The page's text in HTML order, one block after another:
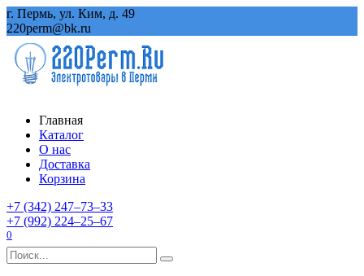
Перейти
к
содержанию
г. Пермь, ул. Ким, д. 49
220perm@bk.ru
Главная
Каталог
О нас
Доставка
Корзина
+7 (342) 247‒73‒33
+7 (992) 224‒25‒67
0
Search
for: